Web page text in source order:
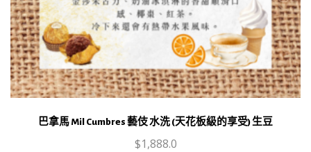
巴拿馬 Mil Cumbres 藝伎 水洗 (天花板級的享受) 生豆
$1,888.0